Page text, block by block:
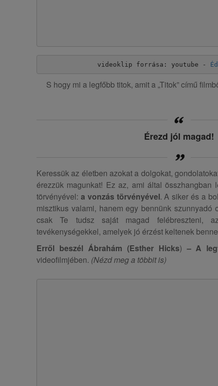
videoklip forrása: youtube -
S hogy mi a legfőbb titok, amit a „Titok” című
Érezd jól magad!
Keressük az életben azokat a dolgokat,
érezzük magunkat! Ez az, ami által összhangban
törvényével: a vonzás törvényével. A siker és a
misztikus valami, hanem egy bennünk szunnyadó
csak Te tudsz saját magad felébreszteni,
tevékenységekkel, amelyek jó érzést keltenek
Erről beszél Ábrahám (Esther Hicks) – A
videofilmjében. (Nézd meg a többit is)